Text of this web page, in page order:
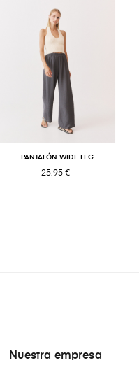
PANTALÓN WIDE LEG
25,95 €
Nuestra empresa